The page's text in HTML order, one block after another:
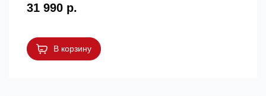
31 990 р.
В корзину